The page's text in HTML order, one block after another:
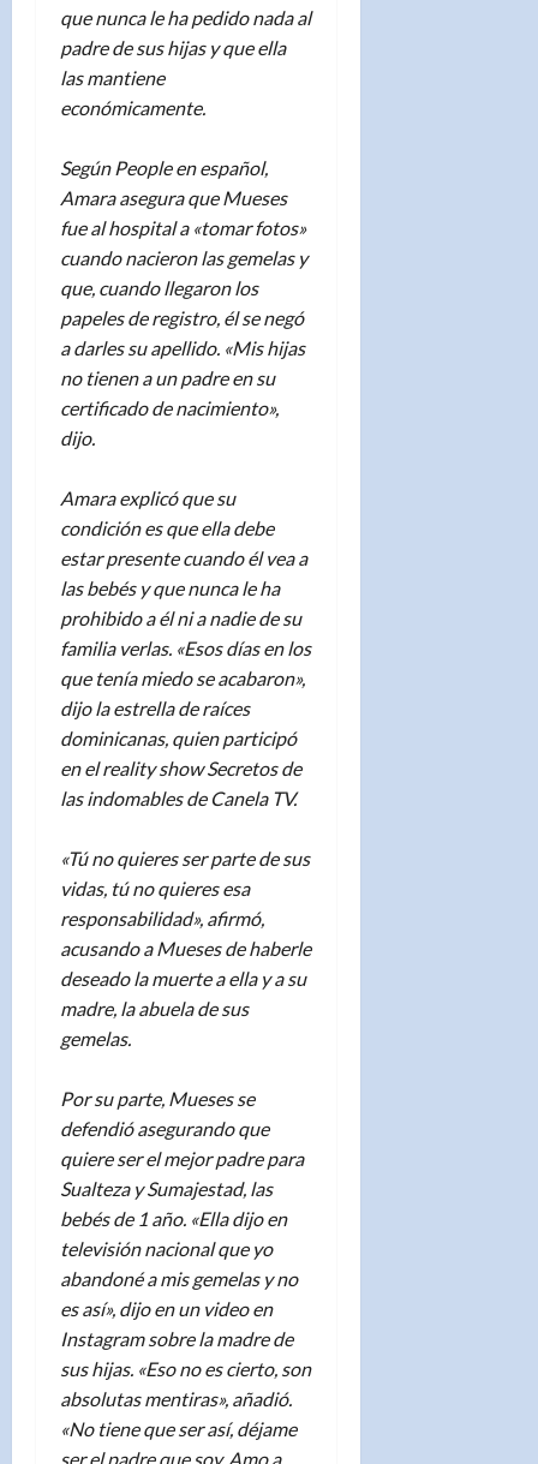
que nunca le ha pedido nada al
padre de sus hijas y que ella
las mantiene
económicamente.
Según People en español,
Amara asegura que Mueses
fue al hospital a «tomar fotos»
cuando nacieron las gemelas y
que, cuando llegaron los
papeles de registro, él se negó
a darles su apellido. «Mis hijas
no tienen a un padre en su
certificado de nacimiento»,
dijo.
Amara explicó que su
condición es que ella debe
estar presente cuando él vea a
las bebés y que nunca le ha
prohibido a él ni a nadie de su
familia verlas. «Esos días en los
que tenía miedo se acabaron»,
dijo la estrella de raíces
dominicanas, quien participó
en el reality show Secretos de
las indomables de Canela TV.
«Tú no quieres ser parte de sus
vidas, tú no quieres esa
responsabilidad», afirmó,
acusando a Mueses de haberle
deseado la muerte a ella y a su
madre, la abuela de sus
gemelas.
Por su parte, Mueses se
defendió asegurando que
quiere ser el mejor padre para
Sualteza y Sumajestad, las
bebés de 1 año. «Ella dijo en
televisión nacional que yo
abandoné a mis gemelas y no
es así», dijo en un video en
Instagram sobre la madre de
sus hijas. «Eso no es cierto, son
absolutas mentiras», añadió.
«No tiene que ser así, déjame
ser el padre que soy. Amo a